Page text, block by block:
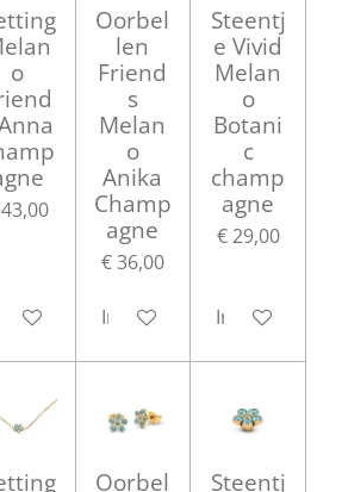
o
winkelwagen
Oorbel
len
Friend
s
Melan
o
Anika
Champ
agne
€ 36,00
In winkelwagen
Steentj
e Vivid
Melan
o
Botani
c
champ
agne
€ 29,00
In
Oorbel
Steentj